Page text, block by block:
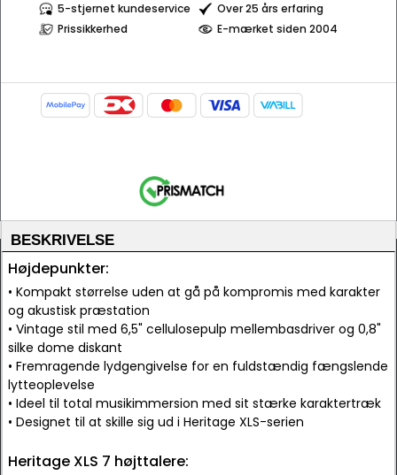
5-stjernet kundeservice
Over 25 års erfaring
Prissikkerhed
E-mærket siden 2004
BESKRIVELSE
Højdepunkter:
• Kompakt størrelse uden at gå på kompromis med karakter
og akustisk præstation
• Vintage stil med 6,5" cellulosepulp mellembasdriver og 0,8"
silke dome diskant
• Fremragende lydgengivelse for en fuldstændig fængslende
lytteoplevelse
• Ideel til total musikimmersion med sit stærke karaktertræk
• Designet til at skille sig ud i Heritage XLS-serien
Heritage XLS 7 højttalere: